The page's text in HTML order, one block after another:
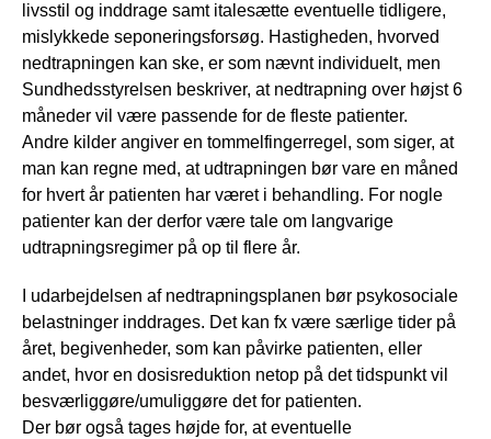
livsstil og inddrage samt italesætte eventuelle tidligere,
mislykkede seponeringsforsøg. Hastigheden, hvorved
nedtrapningen kan ske, er som nævnt individuelt, men
Sundhedsstyrelsen beskriver, at nedtrapning over højst 6
måneder vil være passende for de fleste patienter.
Andre kilder angiver en tommelfingerregel, som siger, at
man kan regne med, at udtrapningen bør vare en måned
for hvert år patienten har været i behandling. For nogle
patienter kan der derfor være tale om langvarige
udtrapningsregimer på op til flere år.
I udarbejdelsen af nedtrapningsplanen bør psykosociale
belastninger inddrages. Det kan fx være særlige tider på
året, begivenheder, som kan påvirke patienten, eller
andet, hvor en dosisreduktion netop på det tidspunkt vil
besværliggøre/umuliggøre det for patienten.
Der bør også tages højde for, at eventuelle